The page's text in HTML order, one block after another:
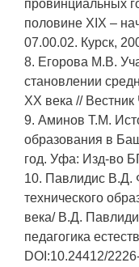
провинциальных
половине XIX –
07.00.02. Курск,
8. Егорова М.В.
становлении
ХХ века //
9. Аминов Т.М.
образования в
год. Уфа: Изд-во
10. Павлидис В.Д.
технического
века/ В.Д.
педагогика
DOI:10.24412/